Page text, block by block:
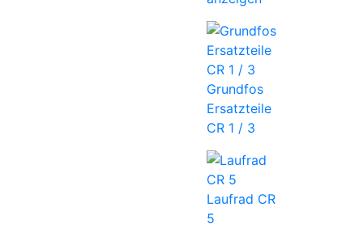
Grundfos
Ersatzteile
CR 1 / 3
Laufrad CR
5